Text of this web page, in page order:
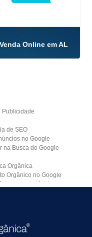
Venda Online em AL
Publicidade
de SEO
no Google
na Busca do Google
Orgânica
Orgânico no Google
para Indústrias